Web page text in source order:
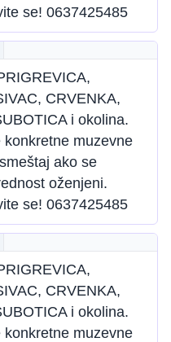
se! 0637425485
CRVENKA,
i okolina.
muzevne
ako se
oženjeni.
se! 0637425485
CRVENKA,
i okolina.
muzevne